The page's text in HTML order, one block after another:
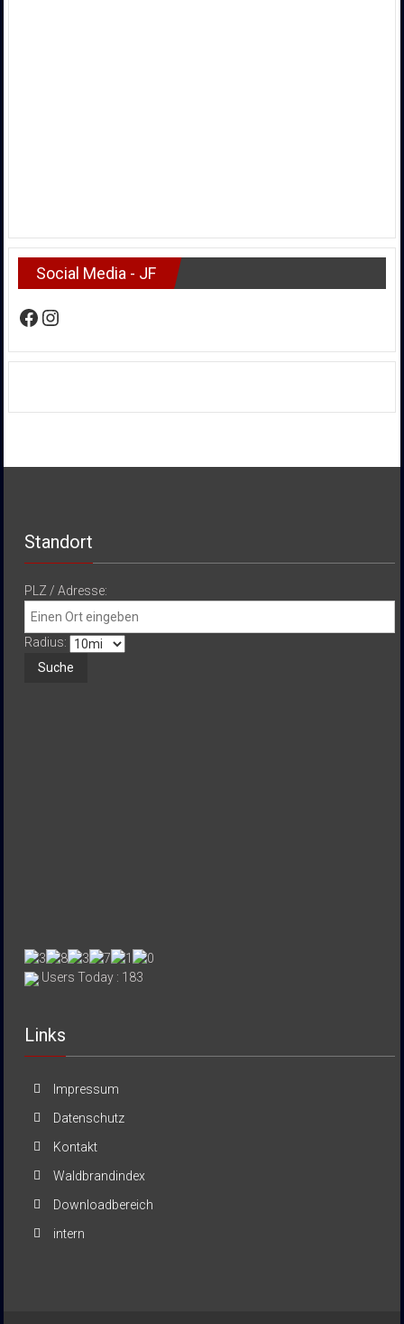
Social Media - JF
Facebook
Instagram
Standort
PLZ / Adresse:
Radius:
Users Today : 183
Links
Impressum
Datenschutz
Kontakt
Waldbrandindex
Downloadbereich
intern